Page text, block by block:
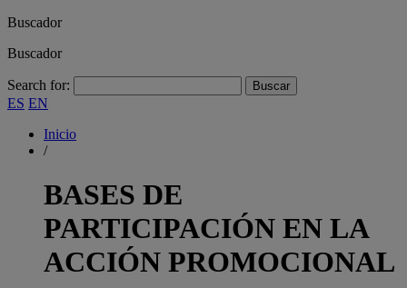
Buscador
Buscador
Search for:
ES EN
Inicio
/
BASES DE
PARTICIPACIÓN EN LA
ACCIÓN PROMOCIONAL